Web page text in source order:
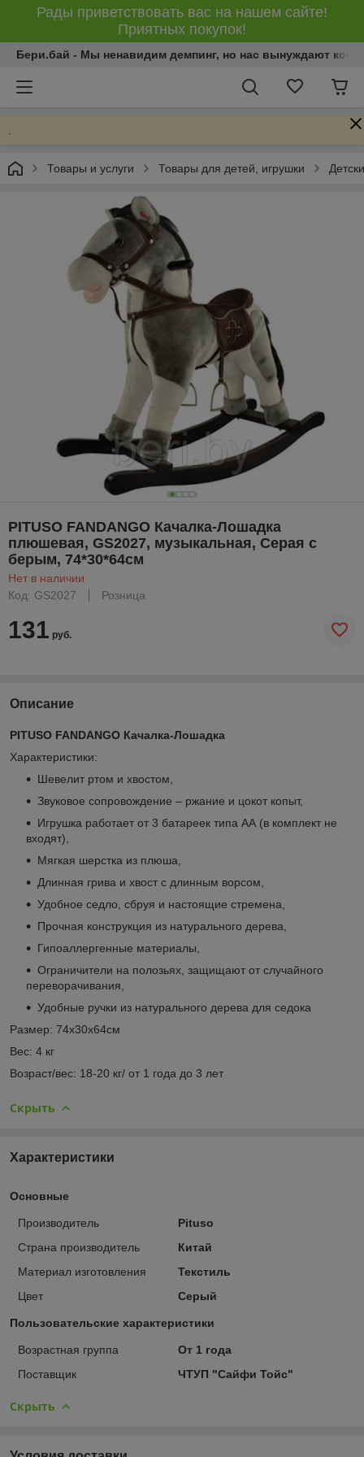
Рады приветствовать вас на нашем сайте!
Приятных покупок!
Бери.бай - Мы ненавидим демпинг, но нас вынуждают
Товары и услуги Товары для детей, игрушки
PITUSO FANDANGO Качалка-Лошадка
плюшевая, GS2027, музыкальная, Серая с
берым, 74*30*64см
Нет в наличии
Код: GS2027
Розница
131 руб.
Описание
PITUSO FANDANGO Качалка-Лошадка
Характеристики:
Шевелит ртом и хвостом,
Звуковое сопровождение – ржание и цокот копыт,
Игрушка работает от 3 батареек типа АА (в комплект не
входят),
Мягкая шерстка из плюша,
Длинная грива и хвост с длинным ворсом,
Удобное седло, сбруя и настоящие стремена,
Прочная конструкция из натурального дерева,
Гипоаллергенные материалы,
Ограничители на полозьях, защищают от случайного
переворачивания,
Удобные ручки из натурального дерева для седока
Размер: 74х30х64см
Вес: 4 кг
Возраст/вес: 18-20 кг/ от 1 года до 3 лет
Скрыть
Характеристики
Основные
Производитель
Pituso
Страна производитель
Китай
Материал изготовления
Текстиль
Цвет
Серый
Пользовательские характеристики
Возрастная группа
От 1 года
Поставщик
ЧТУП "Сайфи Тойс"
Скрыть